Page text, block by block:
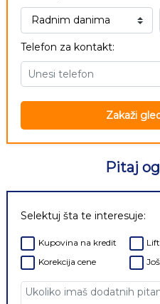
Telefon za kontakt:
Zakaži
Pitaj
Selektuj šta te interesuje:
Kupovina na kredit
Korekcija cene